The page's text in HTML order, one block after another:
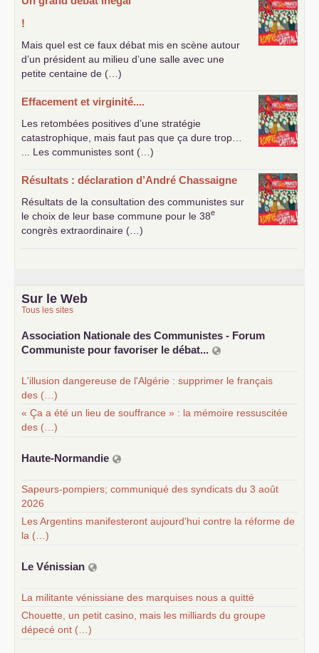
!
Mais quel est ce faux débat mis en scène autour
d’un président au milieu d’une salle avec une
petite centaine de (…)
Effacement et virginité....
Les retombées positives d’une stratégie
catastrophique, mais faut pas que ça dure trop…
... Les communistes sont (…)
Résultats : déclaration d’André Chassaigne
Résultats de la consultation des communistes sur
le choix de leur base commune pour le 38e
congrès extraordinaire (…)
Sur le Web
Tous les sites
Association Nationale des Communistes - Forum
Communiste pour favoriser le débat...
L'illusion dangereuse de l'Algérie : supprimer le français
des (…)
« Ça a été un lieu de souffrance » : la mémoire ressuscitée
des (…)
Haute-Normandie
Sapeurs-pompiers; communiqué des syndicats du 3 août
2026
Les Argentins manifesteront aujourd'hui contre la réforme de
la (…)
Le Vénissian
La militante vénissiane des marquises nous a quitté
Chouette, un petit casino, mais les milliards du groupe
dépecé ont (…)